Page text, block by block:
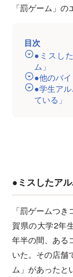
「罰ゲーム」の
目次
●ミスし
ム」
●他のバ
●学生ア
ている」
●ミスしたア
「罰ゲームつ
賀県の大学2年
年半の間、ある
いた。その店舗
ム」があったと